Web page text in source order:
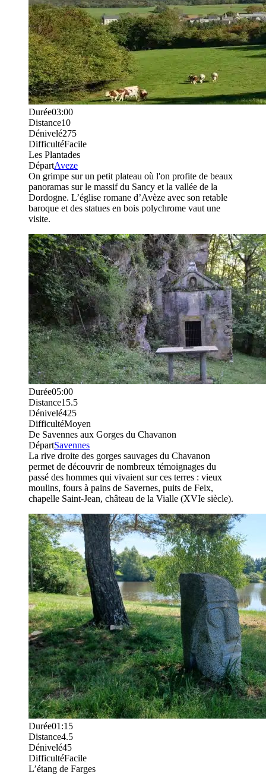
Durée03:00
Distance10
Dénivelé275
DifficultéFacile
Les Plantades
DépartAveze
On grimpe sur un petit plateau où l'on profite de beaux
panoramas sur le massif du Sancy et la vallée de la
Dordogne. L’église romane d’Avèze avec son retable
baroque et des statues en bois polychrome vaut une
visite.
Durée05:00
Distance15.5
Dénivelé425
DifficultéMoyen
De Savennes aux Gorges du Chavanon
DépartSavennes
La rive droite des gorges sauvages du Chavanon
permet de découvrir de nombreux témoignages du
passé des hommes qui vivaient sur ces terres : vieux
moulins, fours à pains de Savernes, puits de Feix,
chapelle Saint-Jean, château de la Vialle (XVIe siècle).
Durée01:15
Distance4.5
Dénivelé45
DifficultéFacile
L’étang de Farges